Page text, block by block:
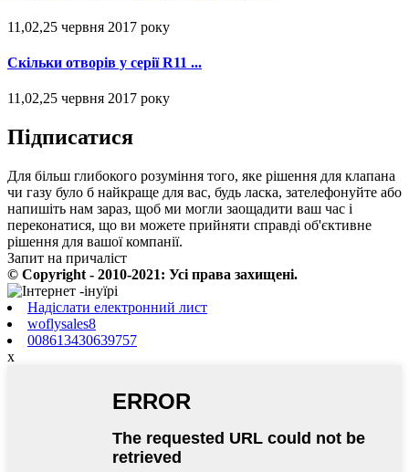
11,02,25 червня 2017 року
Скільки отворів у серії R11 ...
11,02,25 червня 2017 року
Підписатися
Для більш глибокого розуміння того, яке рішення для клапана
чи газу було б найкраще для вас, будь ласка, зателефонуйте або
напишіть нам зараз, щоб ми могли заощадити ваш час і
переконатися, що ви можете прийняти справді об'єктивне
рішення для вашої компанії.
Запит на причаліст
© Copyright - 2010-2021: Усі права захищені.
Надіслати електронний лист
woflysales8
008613430639757
x